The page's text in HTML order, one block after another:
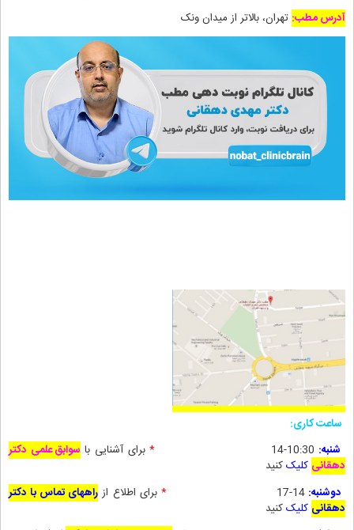
آدرس مطب: تهران، بالاتر از میدان ونک
ساعت کاری:
شنبه:
*برای آشنایی با سوابق علمی دکتر
دهقانی کلیککنید
دوشنبه: 14-17
* برای اطلاع از راههای تماس با دکتر
دهقانی کلیککنید